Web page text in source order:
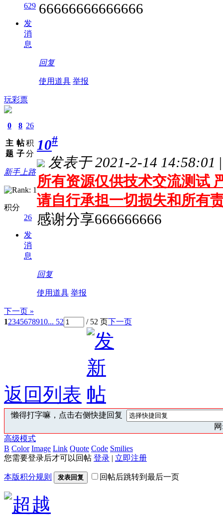
629
发
消
息
66666666666666
回复
使用道具 举报
玩彩票
0
主
题
8
帖
子
26
积
分
新手上路
积分
26
发
消
息
10#
发表于 2021-2-14 14:58:01 |
所有资源仅供技术交流测试
请自行承担一切损失和所有
感谢分享666666666
回复
使用道具 举报
下一页 »
12345678910... 52 / 52 页下一页
返回列表
懒得打字嘛，点击右侧快捷回复
高级模式
B Color Image Link Quote Code Smilies
您需要登录后才可以回帖 登录 | 立即注册
本版积分规则 发表回复 回帖后跳转到最后一页